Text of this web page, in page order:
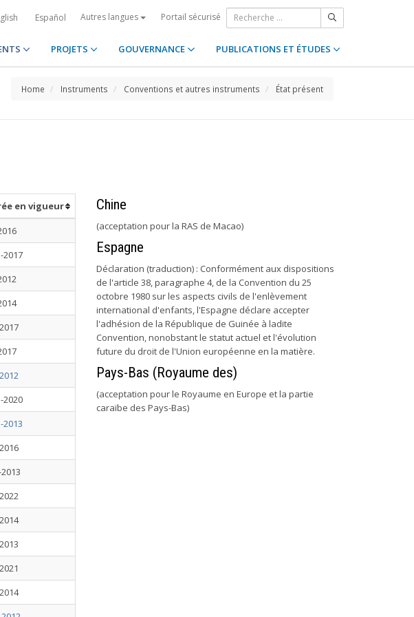
Español Autres langues Portail sécurisé
PROJETS GOUVERNANCE PUBLICATIONS ET ÉTUDES
Home Instruments Conventions et autres instruments État présent
en vigueur
2017
2020
2013
Chine
(acceptation pour la RAS de Macao)
Espagne
Déclaration (traduction) : Conformément aux dispositions
de l'article 38, paragraphe 4, de la Convention du 25
octobre 1980 sur les aspects civils de l'enlèvement
international d'enfants, l'Espagne déclare accepter
l'adhésion de la République de Guinée à ladite
Convention, nonobstant le statut actuel et l'évolution
future du droit de l'Union européenne en la matière.
Pays-Bas (Royaume des)
(acceptation pour le Royaume en Europe et la partie
caraïbe des Pays-Bas)